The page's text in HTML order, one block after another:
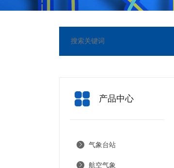
产品中心
气象台站
航空气象